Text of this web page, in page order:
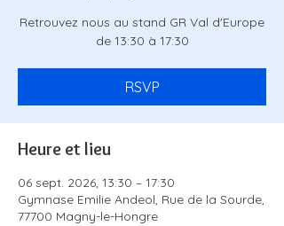
Retrouvez nous au stand GR Val d'Europe
de 13:30 à 17:30
RSVP
Heure et lieu
06 sept. 2026, 13:30 – 17:30
Gymnase Emilie Andeol, Rue de la Sourde,
77700 Magny-le-Hongre